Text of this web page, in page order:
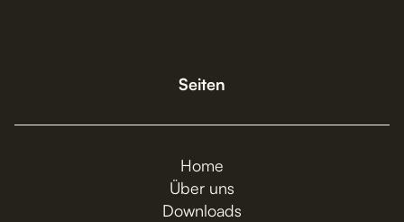
Seiten
Home
Über uns
Downloads